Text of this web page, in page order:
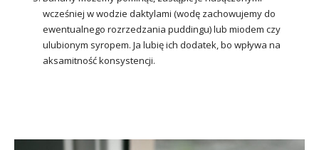
wcześniej w wodzie daktylami (wodę zachowujemy do
ewentualnego rozrzedzania puddingu) lub miodem czy
ulubionym syropem. Ja lubię ich dodatek, bo wpływa na
aksamitność konsystencji.